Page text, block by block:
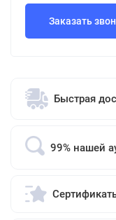
Заказать
Быстрая
99% нашей